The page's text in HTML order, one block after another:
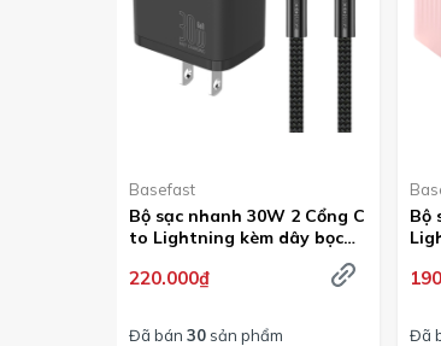
Basefast
Bộ sạc nhanh 30W 2 Cổng C
to Lightning kèm dây bọc
AMAZON SERI
220.000₫
Đã bán 30 sản phẩm
Bộ
Đã